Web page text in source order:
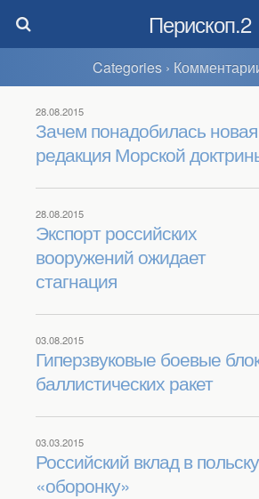
Перископ.2
Categories ›
28.08.2015
Зачем понадобилась новая
редакция Морской
28.08.2015
Экспорт российских
вооружений ожидает
стагнация
03.08.2015
Гиперзвуковые боевые
баллистических ракет
03.03.2015
Российский вклад в
«оборонку»